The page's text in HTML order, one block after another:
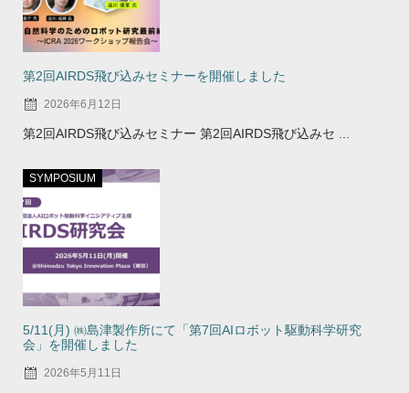
第2回AIRDS飛び込みセミナーを開催しました
2026年6月12日
第2回AIRDS飛び込みセミナー 第2回AIRDS飛び込みセ ...
SYMPOSIUM
5/11(月) ㈱島津製作所にて「第7回AIロボット駆動科学研究
会」を開催しました
2026年5月11日